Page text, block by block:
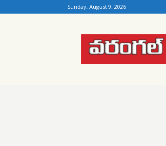
Sunday, August 9, 2026